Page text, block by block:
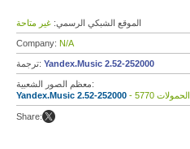
الموقع الشبكي الرسمي: غير متاحة
Company: N/A
ترجمة: Yandex.Music 2.52-252000
معظم الصور الشعبية:
Yandex.Music 2.52-252000
- 5770 الحمولات
Share: